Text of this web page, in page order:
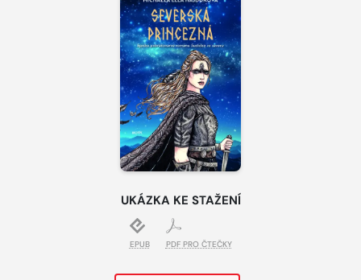
UKÁZKA KE STAŽENÍ
EPUB PDF PRO ČTEČKY